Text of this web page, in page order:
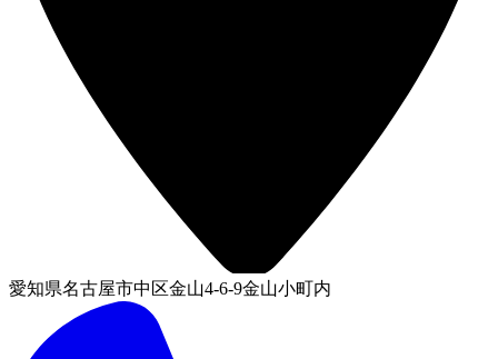
愛知県名古屋市中区金山4-6-9金山小町内